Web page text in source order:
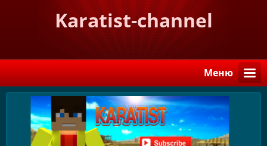
Karatist-channel
Mеню